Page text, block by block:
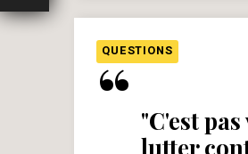
QUESTIONS
“ "C'est
lutter